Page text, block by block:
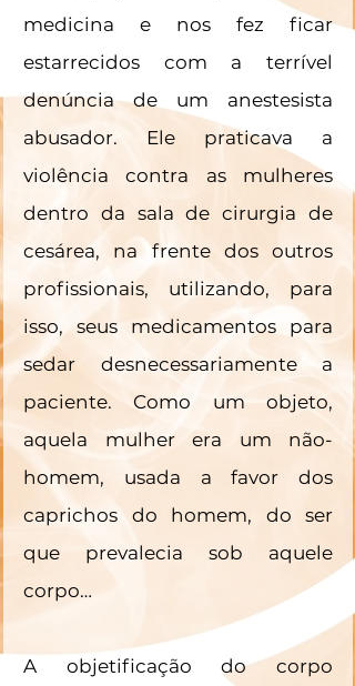
medicina e nos fez ficar
estarrecidos com a terrível
denúncia de um anestesista
abusador. Ele praticava a
violência contra as mulheres
dentro da sala de cirurgia de
cesárea, na frente dos outros
profissionais, utilizando, para
isso, seus medicamentos para
sedar desnecessariamente a
paciente. Como um objeto,
aquela mulher era um não-
homem, usada a favor dos
caprichos do homem, do ser
que prevalecia sob aquele
corpo…
A objetificação do corpo